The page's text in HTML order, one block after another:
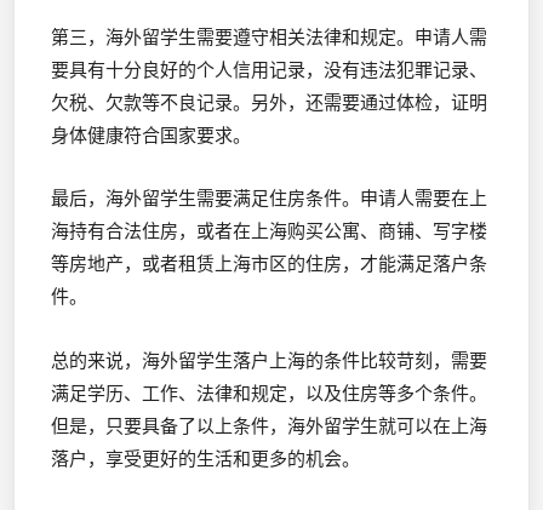
第三，海外留学生需要遵守相关法律和规定。申请人需
要具有十分良好的个人信用记录，没有违法犯罪记录、
欠税、欠款等不良记录。另外，还需要通过体检，证明
身体健康符合国家要求。
最后，海外留学生需要满足住房条件。申请人需要在上
海持有合法住房，或者在上海购买公寓、商铺、写字楼
等房地产，或者租赁上海市区的住房，才能满足落户条
件。
总的来说，海外留学生落户上海的条件比较苛刻，需要
满足学历、工作、法律和规定，以及住房等多个条件。
但是，只要具备了以上条件，海外留学生就可以在上海
落户，享受更好的生活和更多的机会。